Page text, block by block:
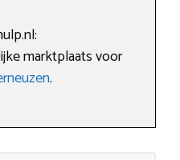
marktplaats voor
.